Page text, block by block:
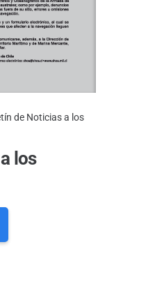
de Noticias a los
los